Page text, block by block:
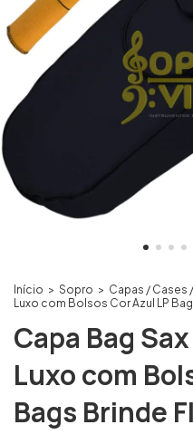
Início > Sopro > Capas / Cases
Luxo com Bolsos Cor Azul LP
Capa Bag
Luxo com
Bags Brinde